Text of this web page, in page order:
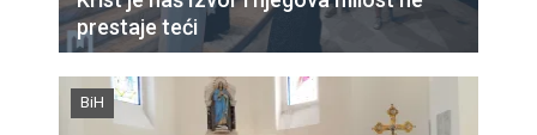
prestaje teći
BiH